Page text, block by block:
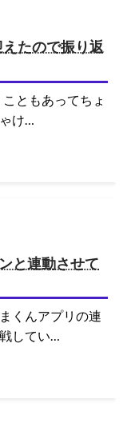
たので振り返
ともあってちょ
け…
と連動させて
くんアプリの連
してい…